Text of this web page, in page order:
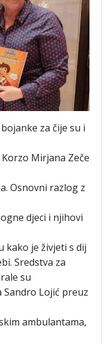
za čije su i
Mirjana Zeče
Osnovni razlog z
djeci i njihovi
kako je živjeti s dij
Sredstva za
su
Sandro Lojić preuz
ambulantama,